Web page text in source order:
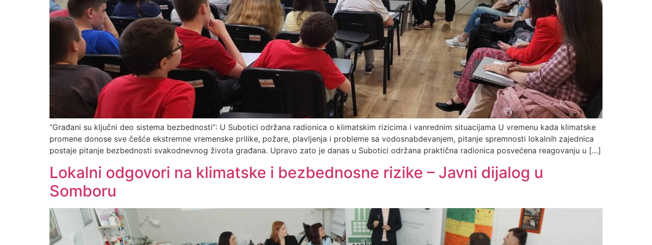
“Građani su ključni deo sistema bezbednosti“: U Subotici održana radionica o klimatskim rizicima i vanrednim situacijama U vremenu kada klimatske
promene donose sve češće ekstremne vremenske prilike, požare, plavljenja i probleme sa vodosnabdevanjem, pitanje spremnosti lokalnih zajednica
postaje pitanje bezbednosti svakodnevnog života građana. Upravo zato je danas u Subotici održana praktična radionica posvećena reagovanju u […]
Lokalni odgovori na klimatske i bezbednosne rizike – Javni dijalog u
Somboru